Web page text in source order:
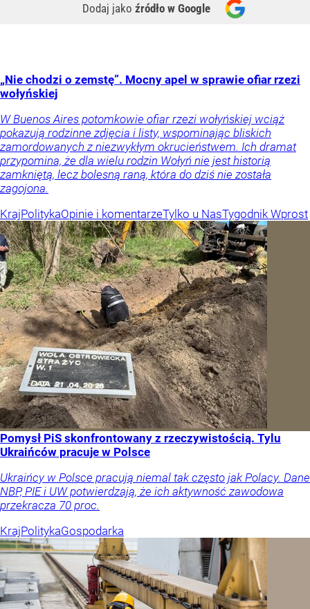
Dodaj jako źródło w Google
„Nie chodzi o zemstę”. Mocny apel w sprawie ofiar rzezi
wołyńskiej
W Buenos Aires potomkowie ofiar rzezi wołyńskiej wciąż
pokazują rodzinne zdjęcia i listy, wspominając bliskich
zamordowanych z niezwykłym okrucieństwem. Ich dramat
przypomina, że dla wielu rodzin Wołyń nie jest historią
zamkniętą, lecz bolesną raną, która do dziś nie została
zagojona.
KrajPolitykaOpinie i komentarzeTylko u NasTygodnik Wprost
Pomysł PiS skonfrontowany z rzeczywistością. Tylu
Ukraińców pracuje w Polsce
Ukraińcy w Polsce pracują niemal tak często jak Polacy. Dane
NBP, PIE i UW potwierdzają, że ich aktywność zawodowa
przekracza 70 proc.
KrajPolitykaGospodarka